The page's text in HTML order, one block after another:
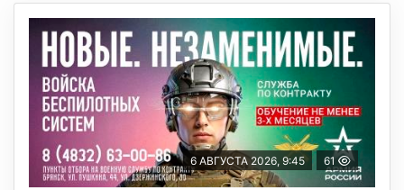
6 АВГУСТА 2026, 9:45 61